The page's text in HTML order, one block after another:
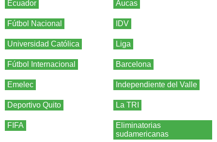
Ecuador Aucas
Fútbol Nacional IDV
Universidad Católica Liga
Fútbol Internacional Barcelona
Emelec Independiente del Valle
Deportivo Quito La TRI
FIFA
Eliminatorias
sudamericanas